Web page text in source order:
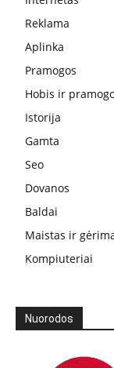
Reklama
Aplinka
Pramogos
Hobis ir
Istorija
Gamta
Seo
Dovanos
Baldai
Maistas ir
Kompiuteriai
Nuorodos